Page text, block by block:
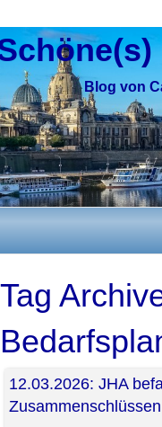
Blog von
Tag
12.03.2026: JHA